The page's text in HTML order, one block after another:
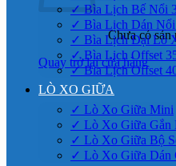
Chưa có sản
Quay trở lại cửa hàng
✓ Bìa Lịch Bế Nổi
✓ Bìa Lịch Dán
✓ Bìa Lịch Đại Lò
✓ Bìa Lịch Offset
✓ Bìa Lịch Offset
LÒ XO GIỮA
✓ Lò Xo Giữa Mini
✓ Lò Xo Giữa Gắn
✓ Lò Xo Giữa Bộ
✓ Lò Xo Giữa Dán